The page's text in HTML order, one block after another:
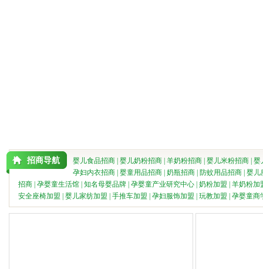
招商导航 婴儿食品招商 婴儿奶粉招商 羊奶粉招商 婴儿米粉招商 婴
孕妇内衣招商 婴童用品招商 奶瓶招商 防蚊用品招商 婴儿
招商 孕婴童生活馆 知名母婴品牌 孕婴童产业研究中心 奶粉加盟
羊奶粉加
安全座椅加盟
婴儿家纺加盟 手推车加盟 孕妇服饰加盟 玩教加盟 孕婴童商